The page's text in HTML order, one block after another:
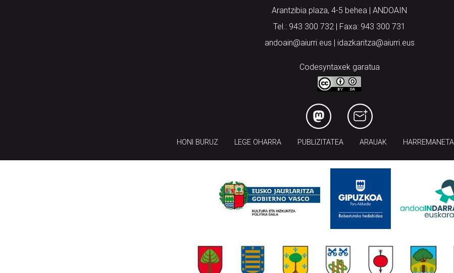
Arantzibia plaza, 4-5 behea | ANDOAIN
Tel.: 943 300 732 | Faxa: 943 300 731
andoain@aiurri.eus | idazkaritza@aiurri.eus
Codesyntaxek garatua
HONI BURUZ LEGE OHARRA PUBLIZITATEA ARAUAK